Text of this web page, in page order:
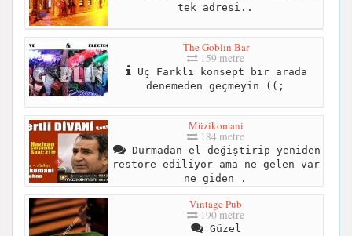
tek adresi..
The Goblin Bar
159 metre
Üç Farklı konsept bir arada
denemeden geçmeyin ((;
Müzikomani
184 metre
Durmadan el değiştirip yeniden
restore ediliyor ama ne gelen var
ne giden .
Vintage Pub
190 metre
Güzel